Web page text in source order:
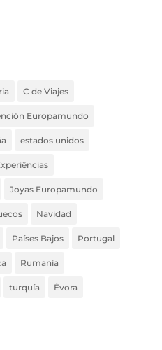
C de Viajes
Europamundo
estados unidos
Joyas Europamundo
Navidad
Países Bajos Portugal
Rumanía
turquía Évora